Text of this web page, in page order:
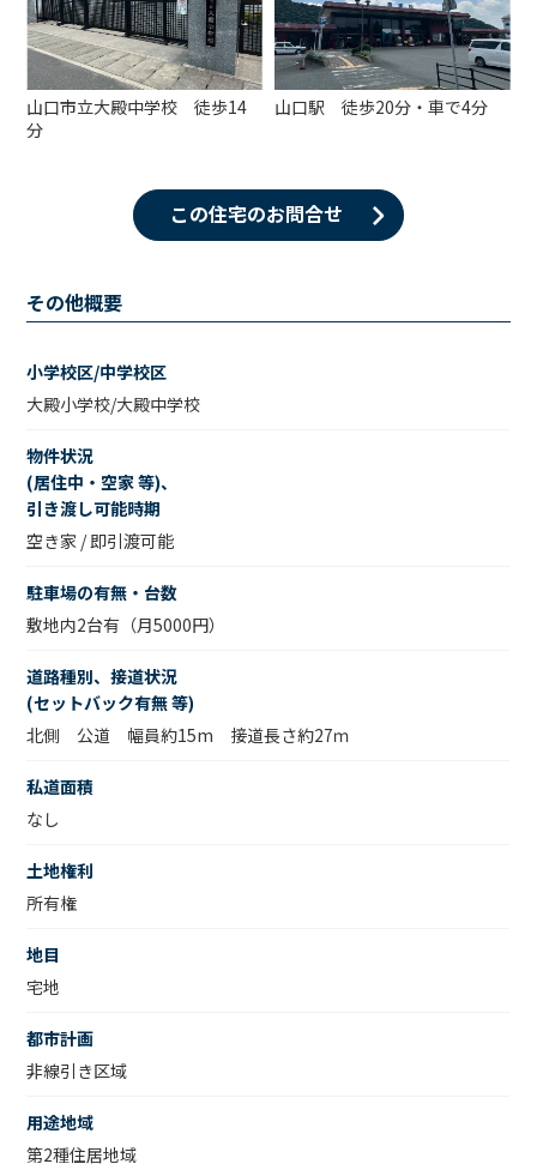
山口市立大殿中学校 徒歩14
分
山口駅 徒歩20分・車で4分
この住宅のお問合せ
その他概要
小学校区/中学校区
大殿小学校/大殿中学校
物件状況
(居住中・空家 等)、
引き渡し可能時期
空き家 / 即引渡可能
駐車場の有無・台数
敷地内2台有（月5000円）
道路種別、接道状況
(セットバック有無 等)
北側 公道 幅員約15m 接道長さ約27ｍ
私道面積
なし
土地権利
所有権
地目
宅地
都市計画
非線引き区域
用途地域
第2種住居地域